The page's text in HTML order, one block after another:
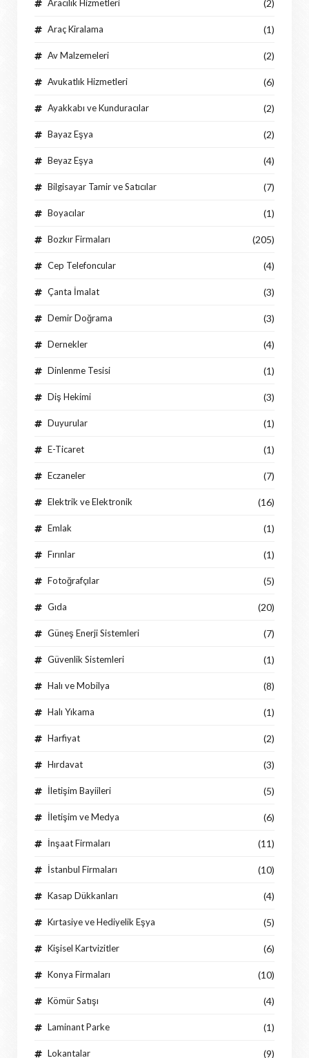
Aracılık Hizmetleri (2)
Araç Kiralama (1)
Av Malzemeleri (2)
Avukatlık Hizmetleri (6)
Ayakkabı ve Kunduracılar (2)
Bayaz Eşya (2)
Beyaz Eşya (4)
Bilgisayar Tamir ve Satıcılar (7)
Boyacılar (1)
Bozkır Firmaları (205)
Cep Telefoncular (4)
Çanta İmalat (3)
Demir Doğrama (3)
Dernekler (4)
Dinlenme Tesisi (1)
Diş Hekimi (3)
Duyurular (1)
E-Ticaret (1)
Eczaneler (7)
Elektrik ve Elektronik (16)
Emlak (1)
Fırınlar (1)
Fotoğrafçılar (5)
Gıda (20)
Güneş Enerji Sistemleri (7)
Güvenlik Sistemleri (1)
Halı ve Mobilya (8)
Halı Yıkama (1)
Harfiyat (2)
Hırdavat (3)
İletişim Bayiileri (5)
İletişim ve Medya (6)
İnşaat Firmaları (11)
İstanbul Firmaları (10)
Kasap Dükkanları (4)
Kırtasiye ve Hediyelik Eşya (5)
Kişisel Kartvizitler (6)
Konya Firmaları (10)
Kömür Satışı (4)
Laminant Parke (1)
Lokantalar (9)